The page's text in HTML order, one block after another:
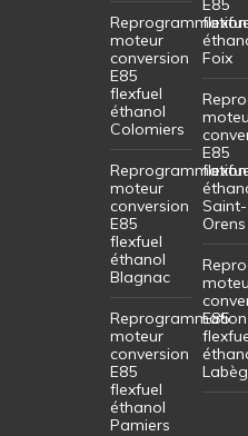
Reprogrammation
moteur
conversion
E85
flexfuel
éthanol
Colomiers
Reprogrammation
moteur
conversion
E85
flexfuel
éthanol
Blagnac
Reprogrammation
moteur
conversion
E85
flexfuel
éthanol
Pamiers
E85
Foix
E85
Saint-
Orens
E85